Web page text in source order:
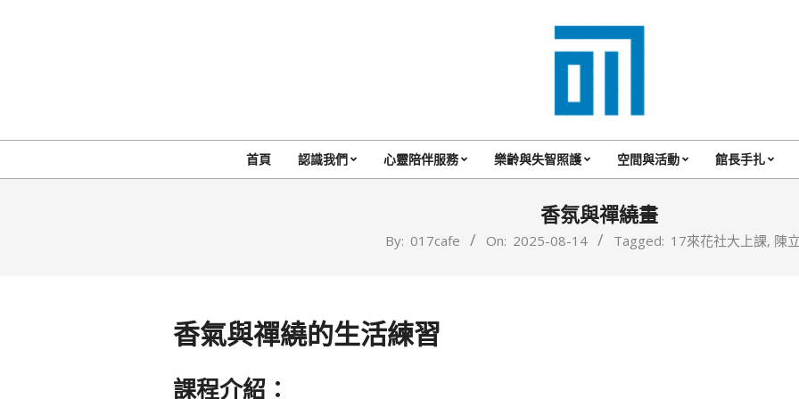
017
Cafe'
與
你
一
Primary
Menu
首頁 認識我們 心靈陪伴服務 樂齡與失智照護 空間與活動 館長手扎
香氛與禪繞畫
By: 017cafe On: 2025-08-14 Tagged: 17來花社大上課, 陳
香氣與禪繞的生活練習
課程介紹：